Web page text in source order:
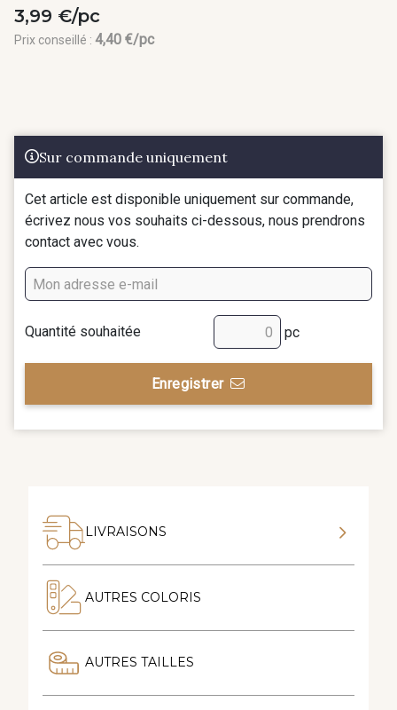
3,99 €/pc
Prix conseillé : 4,40 €/pc
Sur commande uniquement
Cet article est disponible uniquement sur commande,
écrivez nous vos souhaits ci-dessous, nous prendrons
contact avec vous.
Quantité souhaitée pc
Enregistrer
LIVRAISONS
AUTRES COLORIS
AUTRES TAILLES